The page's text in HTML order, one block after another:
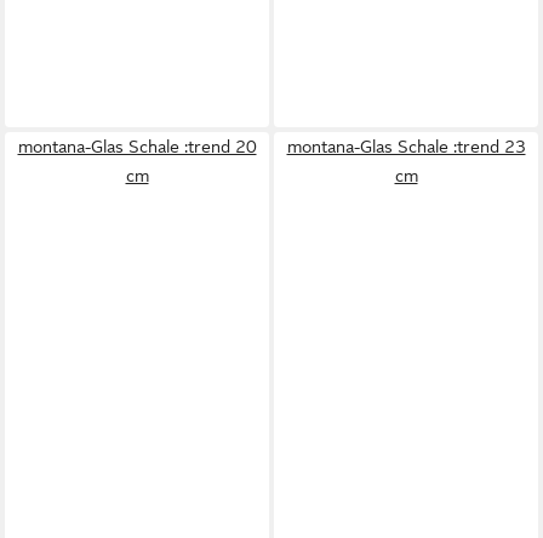
montana-Glas Schale :trend 20
cm
montana-Glas Schale :trend 23
cm